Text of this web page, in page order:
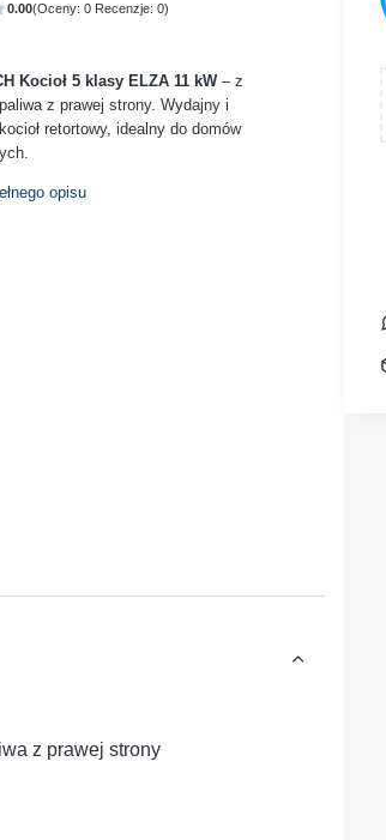
0.00(Oceny: 0 Recenzje: 0)
Przejdź do sekcji Opinie
Kocioł 5 klasy ELZA 11 kW– z
z prawej strony. Wydajny i
retortowy, idealny do domów
opisu
z prawej strony